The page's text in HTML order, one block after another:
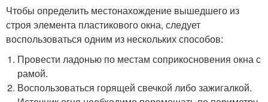
Чтобы определить местонахождение вышедшего из
строя элемента пластикового окна, следует
воспользоваться одним из нескольких способов:
Провести ладонью по местам соприкосновения окна с
рамой.
Воспользоваться горящей свечкой либо зажигалкой.